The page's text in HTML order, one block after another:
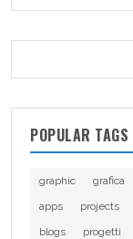
POPULAR TAGS
graphic grafica
apps
projects
blogs
progetti